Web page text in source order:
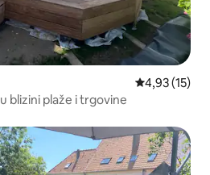
Prosječna
4,93 (15)
blizini plaže i trgovine